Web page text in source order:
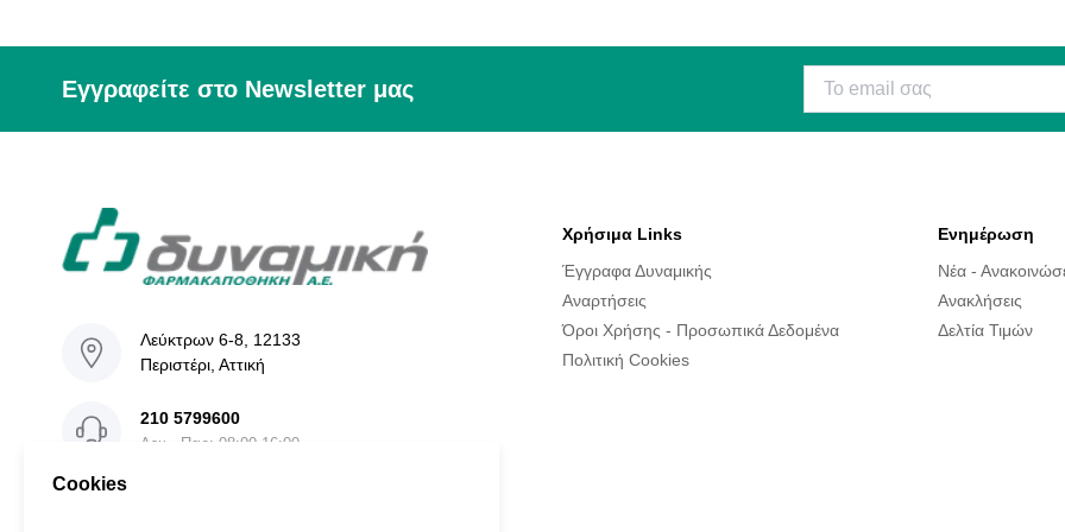
Εγγραφείτε στο Newsletter μας
Λεύκτρων 6-8, 12133
Περιστέρι, Αττική
210 5799600
Δευ - Παρ: 08:00-16:00
Χρήσιμα Links
Έγγραφα Δυναμικής
Αναρτήσεις
Όροι Χρήσης - Προσωπικά Δεδομένα
Πολιτική Cookies
Ενημέρωση
Νέα -
Ανακλήσεις
Δελτία Τιμών
Cookies